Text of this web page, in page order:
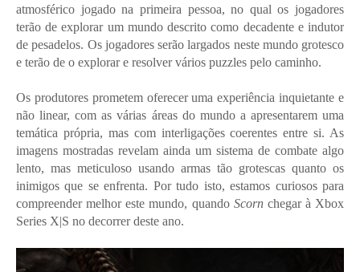
atmosférico jogado na primeira pessoa, no qual os jogadores
terão de explorar um mundo descrito como decadente e indutor
de pesadelos. Os jogadores serão largados neste mundo grotesco
e terão de o explorar e resolver vários puzzles pelo caminho.
Os produtores prometem oferecer uma experiência inquietante e
não linear, com as várias áreas do mundo a apresentarem uma
temática própria, mas com interligações coerentes entre si. As
imagens mostradas revelam ainda um sistema de combate algo
lento, mas meticuloso usando armas tão grotescas quanto os
inimigos que se enfrenta. Por tudo isto, estamos curiosos para
compreender melhor este mundo, quando Scornchegar à Xbox
Series X|S no decorrer deste ano.